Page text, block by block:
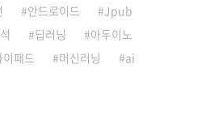
안드로이드
Jpub
딥러닝
아두이노
이패드 머신러닝
ai